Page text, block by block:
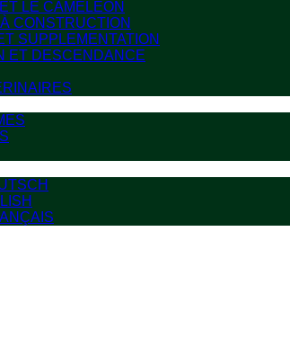
LE CAMÉLÉON
CONSTRUCTION
SUPPLEMENTATION
ET DESCENDANCE